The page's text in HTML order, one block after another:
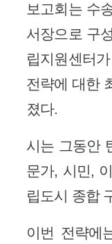
보고회는 수
서장으로 구
립지원센터
전략에 대한
졌다.
시는 그동안
문가, 시민,
립도시 종합
이번 전략에